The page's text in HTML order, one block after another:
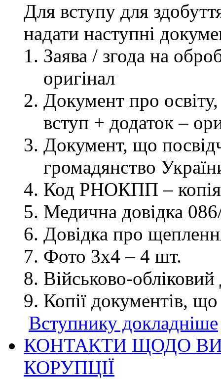
Для вступу для
надати наступні
Заява / згода на
оригінал
Документ про освіту,
вступ + додаток –
Документ, що
громадянство
Код РНОКПП – копія
Медична довідка
Довідка про
Фото 3х4 – 4 шт.
Військово-
Копії документів,
Вступнику докладніше
КОНТАКТИ ЩОДО
КОРУПЦІЇ